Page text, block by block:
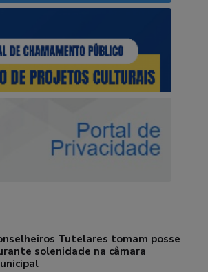
Tutelares tomam posse
solenidade na câmara